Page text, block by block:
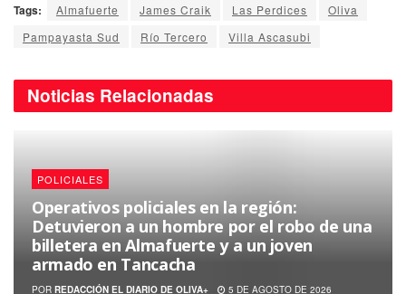
Tags: Almafuerte James Craik Las Perdices
Oliva
Pampayasta Sud
Río Tercero Villa Ascasubi
Noticias Relacionadas
POLICIALES
Operativos policiales en la región:
Detuvieron a un hombre por el robo de una
billetera en Almafuerte y a un joven
armado en Tancacha
POR REDACCIÓN EL DIARIO DE OLIVA+ 5 DE AGOSTO DE 2026